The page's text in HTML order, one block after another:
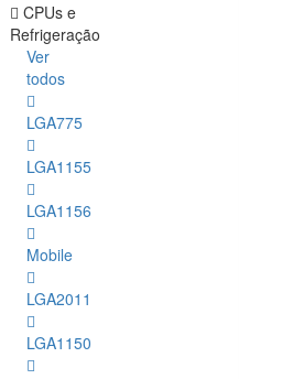
CPUs e
Refrigeração
Ver
todos
LGA775
LGA1155
LGA1156
Mobile
LGA2011
LGA1150